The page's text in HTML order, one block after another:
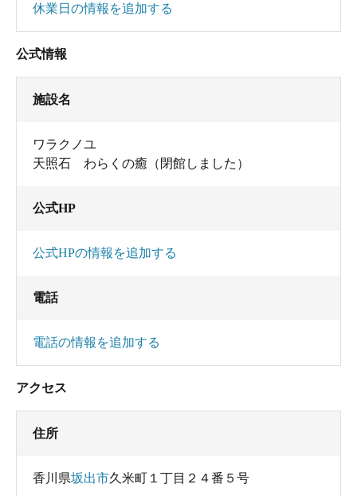
休業日の情報を追加する
公式情報
施設名
ワラクノユ
天照石 わらくの癒（閉館しました）
公式HP
公式HPの情報を追加する
電話
電話の情報を追加する
アクセス
住所
香川県坂出市久米町１丁目２４番５号